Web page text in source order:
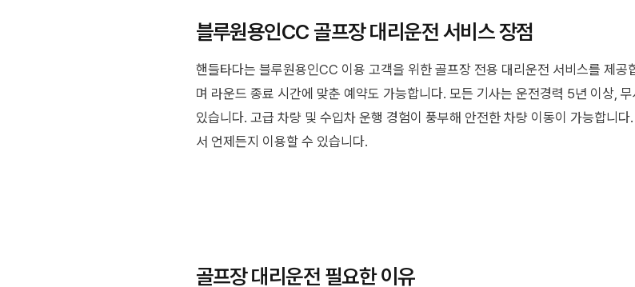
블루원용인CC 골프장 대리운전 서비스 장점
핸들타다는 블루원용인CC 이용 고객을 위한 골프장 전용 대리운전 서비스를 제
며 라운드 종료 시간에 맞춘 예약도 가능합니다. 모든 기사는 운전경력 5년 이상,
있습니다. 고급 차량 및 수입차 운행 경험이 풍부해 안전한 차량 이동이 가능합니
서 언제든지 이용할 수 있습니다.
골프장 대리운전 필요한 이유